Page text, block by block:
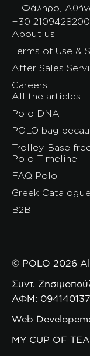
Π.Φάληρο,
+30
About us
Terms of Use &
After Sales
Careers
All the articles
Polo DNA
POLO bag
Trolley Base
Polo Timeline
FAQ Polo
Greek
B2B
© POLO 2026
Συντ.
ΑΦΜ:
Web
MY CUP OF TEA